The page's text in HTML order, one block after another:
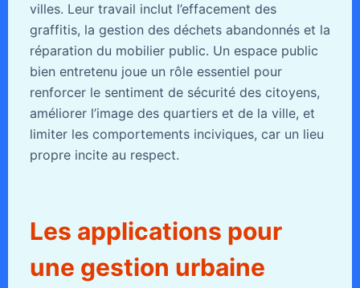
villes. Leur travail inclut l’effacement des
graffitis, la gestion des déchets abandonnés et la
réparation du mobilier public. Un espace public
bien entretenu joue un rôle essentiel pour
renforcer le sentiment de sécurité des citoyens,
améliorer l’image des quartiers et de la ville, et
limiter les comportements inciviques, car un lieu
propre incite au respect.
Les applications pour
une gestion urbaine